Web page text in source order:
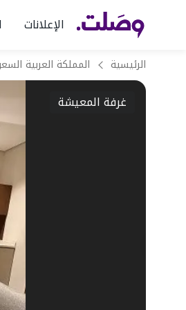
الإعلانات
الرئيسية المملكة العربية
غرفة المعيشة